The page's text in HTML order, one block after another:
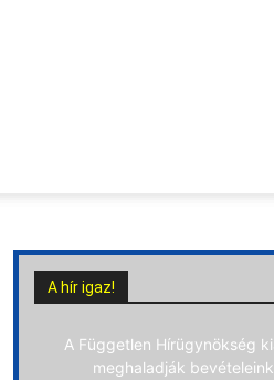
A hír igaz!
A Független Hírügynökség
meghaladják